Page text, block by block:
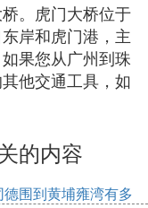
。虎门大桥位于
岸和虎门港，主
果您从广州到珠
他交通工具，如
的内容
德围到黄埔雍湾有多